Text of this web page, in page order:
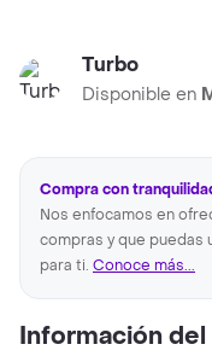
Turbo
Disponible en
Compra con
Nos enfocamos en
compras y que puedas
para ti. Conoce más...
Información